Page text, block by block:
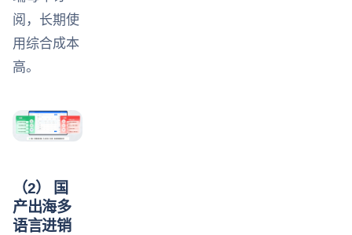
阅，长期使
用综合成本
高。
（2） 国
产出海多
语言进销